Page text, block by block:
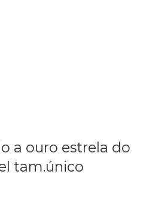
a ouro estrela do
tam.único